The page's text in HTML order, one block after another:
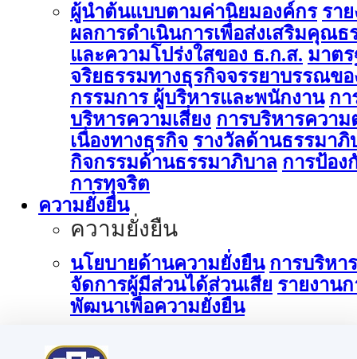
ผู้นำต้นแบบตามค่านิยมองค์กร รา
ผลการดำเนินการเพื่อส่งเสริมคุณธ
และความโปร่งใสของ ธ.ก.ส. มาต
จริยธรรมทางธุรกิจจรรยาบรรณขอ
กรรมการ ผู้บริหารและพนักงาน กา
บริหารความเสี่ยง การบริหารความ
เนื่องทางธุรกิจ รางวัลด้านธรรมาภิ
กิจกรรมด้านธรรมาภิบาล การป้อง
การทุจริต
ความยั่งยืน
ความยั่งยืน
นโยบายด้านความยั่งยืน การบริหาร
จัดการผู้มีส่วนได้ส่วนเสีย รายงานก
พัฒนาเพื่อความยั่งยืน
การบริหารจัดการด้านนวัตกรรม